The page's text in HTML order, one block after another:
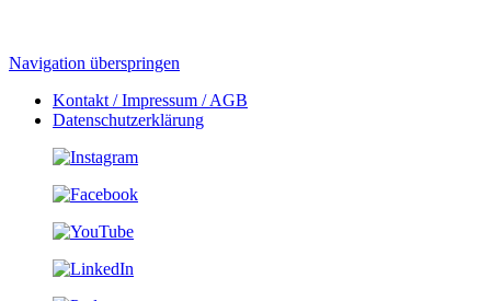
Navigation überspringen
Kontakt / Impressum / AGB
Datenschutzerklärung